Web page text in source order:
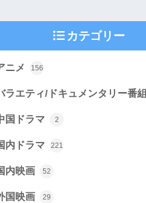
カテゴリー
ニメ 156
ラエティ/ドキュメンタリー番組
国ドラマ 2
内ドラマ 221
内映画 52
国映画 29